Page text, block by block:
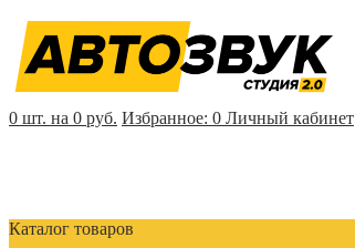
0 шт. на 0 руб. Избранное: 0 Личный кабинет
Каталог товаров